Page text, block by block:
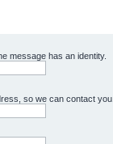
message has an identity.
so we can contact you.